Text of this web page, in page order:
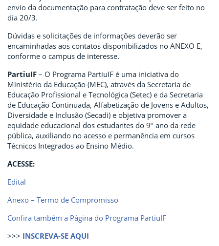
envio da documentação para contratação deve ser feito no
dia 20/3.
Dúvidas e solicitações de informações deverão ser
encaminhadas aos contatos disponibilizados no ANEXO E,
conforme o campus de interesse.
PartiuIF – O Programa PartiuIF é uma iniciativa do
Ministério da Educação (MEC), através da Secretaria de
Educação Profissional e Tecnológica (Setec) e da Secretaria
de Educação Continuada, Alfabetização de Jovens e Adultos,
Diversidade e Inclusão (Secadi) e objetiva promover a
equidade educacional dos estudantes do 9º ano da rede
pública, auxiliando no acesso e permanência em cursos
Técnicos Integrados ao Ensino Médio.
ACESSE:
Edital
Anexo – Termo de Compromisso
Confira também a Página do Programa PartiuIF
>>> INSCREVA-SE AQUI